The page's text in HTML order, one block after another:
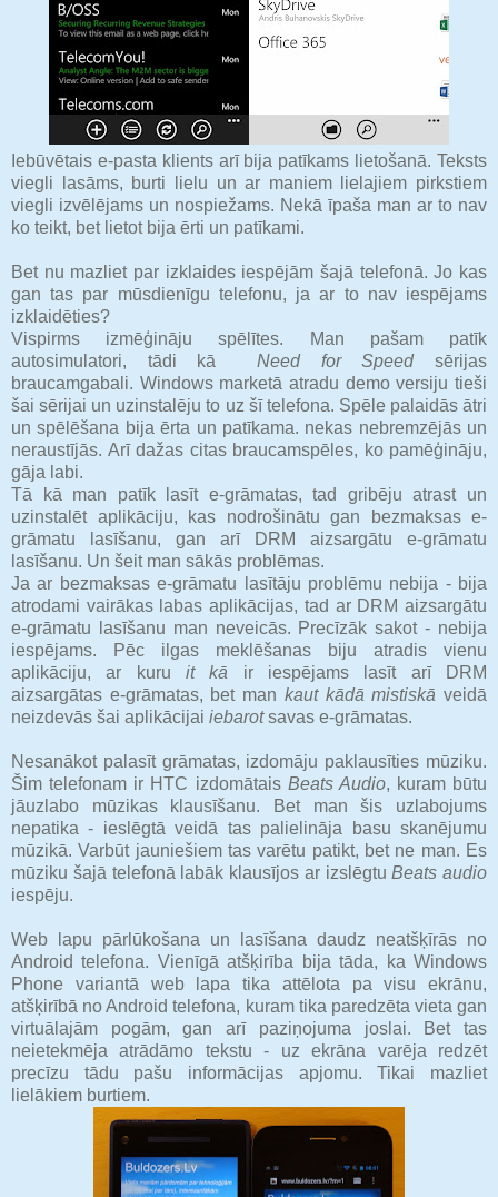
Iebūvētais e-pasta klients arī bija patīkams lietošanā. Teksts
viegli lasāms, burti lielu un ar maniem lielajiem pirkstiem
viegli izvēlējams un nospiežams. Nekā īpaša man ar to nav
ko teikt, bet lietot bija ērti un patīkami.
Bet nu mazliet par izklaides iespējām šajā telefonā. Jo kas
gan tas par mūsdienīgu telefonu, ja ar to nav iespējams
izklaidēties?
Vispirms izmēģināju spēlītes. Man pašam patīk
autosimulatori, tādi kāNeed for Speedsērijas
braucamgabali. Windows marketā atradu demo versiju tieši
šai sērijai un uzinstalēju to uz šī telefona. Spēle palaidās ātri
un spēlēšana bija ērta un patīkama. nekas nebremzējās un
neraustījās. Arī dažas citas braucamspēles, ko pamēģināju,
gāja labi.
Tā kā man patīk lasīt e-grāmatas, tad gribēju atrast un
uzinstalēt aplikāciju, kas nodrošinātu gan bezmaksas e-
grāmatu lasīšanu, gan arī DRM aizsargātu e-grāmatu
lasīšanu. Un šeit man sākās problēmas.
Ja ar bezmaksas e-grāmatu lasītāju problēmu nebija - bija
atrodami vairākas labas aplikācijas, tad ar DRM aizsargātu
e-grāmatu lasīšanu man neveicās. Precīzāk sakot - nebija
iespējams. Pēc ilgas meklēšanas biju atradis vienu
aplikāciju, ar kuru it kā ir iespējams lasīt arī DRM
aizsargātas e-grāmatas, bet man kaut kādā mistiskāveidā
neizdevās šai aplikācijai iebarotsavas e-grāmatas.
Nesanākot palasīt grāmatas, izdomāju paklausīties mūziku.
Šim telefonam ir HTC izdomātais Beats Audio, kuram būtu
jāuzlabo mūzikas klausīšanu. Bet man šis uzlabojums
nepatika - ieslēgtā veidā tas palielināja basu skanējumu
mūzikā. Varbūt jauniešiem tas varētu patikt, bet ne man. Es
mūziku šajā telefonā labāk klausījos ar izslēgtuBeats audio
iespēju.
Web lapu pārlūkošana un lasīšana daudz neatšķīrās no
Android telefona. Vienīgā atšķirība bija tāda, ka Windows
Phone variantā web lapa tika attēlota pa visu ekrānu,
atšķirībā no Android telefona, kuram tika paredzēta vieta gan
virtuālajām pogām, gan arī paziņojuma joslai. Bet tas
neietekmēja atrādāmo tekstu - uz ekrāna varēja redzēt
precīzu tādu pašu informācijas apjomu. Tikai mazliet
lielākiem burtiem.